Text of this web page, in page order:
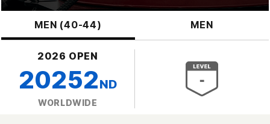
MEN (40-44) MEN
2026 OPEN
20252ND
WORLDWIDE